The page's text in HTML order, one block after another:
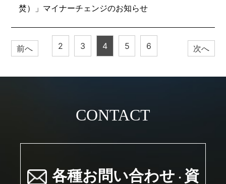
焚）」マイナーチェンジのお知らせ
前へ 2 3 4 5 6 次へ
CONTACT
各種お問い合わせ ・ 資